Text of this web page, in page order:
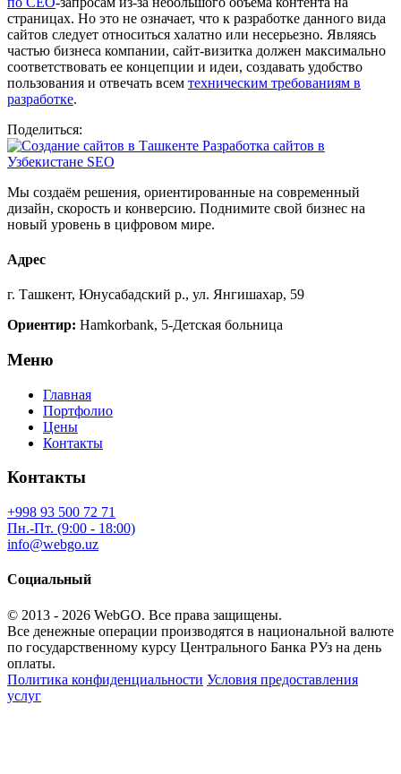
страницах. Но это не означает, что к разработке данного вида
сайтов следует относиться халатно или несерьезно. Являясь
частью бизнеса компании, сайт-визитка должен максимально
соответствовать ее концепции и идеи, создавать удобство
пользования и отвечать всем техническим требованиям в
разработке.
Поделиться:
Мы создаём решения, ориентированные на современный
дизайн, скорость и конверсию. Поднимите свой бизнес на
новый уровень в цифровом мире.
Адрес
г. Ташкент, Юнусабадский р., ул. Янгишахар, 59
Ориентир: Hamkorbank, 5-Детская больница
Меню
Главная
Портфолио
Цены
Контакты
Контакты
+998 93 500 72 71
Пн.-Пт. (9:00 - 18:00)
info@webgo.uz
Социальный
© 2013 - 2026 WebGO. Все права защищены.
Все денежные операции производятся в национальной валюте
по государственному курсу Центрального Банка РУз на день
оплаты.
Политика конфиденциальности Условия предоставления
услуг